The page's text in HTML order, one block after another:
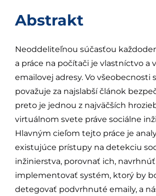
Abstrakt
Neoddeliteľnou súčasťou
a práce na počítači je vlastníctvo a
emailovej adresy. Vo všeobecnosti
považuje za najslabší článok
preto je jednou z najväčších
virtuálnom svete práve sociálne
Hlavným cieľom tejto práce je
existujúce prístupy na detekciu
inžinierstva, porovnať ich, navrhnúť
implementovať systém, ktorý by
detegovať podvrhnuté emaily, a